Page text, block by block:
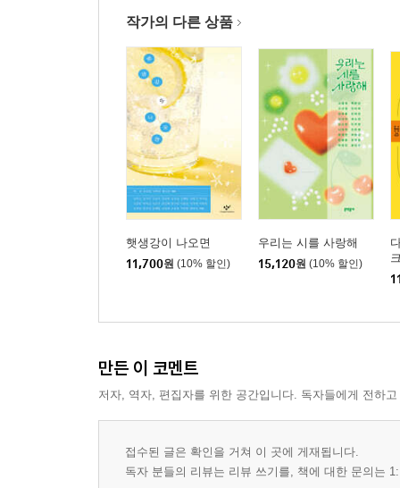
작가의 다른 상품
햇생강이 나오면
11,700원 (10% 할인)
우리는 시를 사랑해
15,120원 (10% 할인)
만든 이 코멘트
저자, 역자, 편집자를 위한 공간입니다. 독자들에게 전하
접수된 글은 확인을 거쳐 이 곳에 게재됩니다.
독자 분들의 리뷰는 리뷰 쓰기를, 책에 대한 문의는